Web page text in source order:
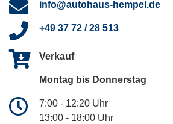
info@autohaus-hempel.de
+49 37 72 / 28 513
Verkauf
Montag bis Donnerstag
7:00 - 12:20 Uhr
13:00 - 18:00 Uhr